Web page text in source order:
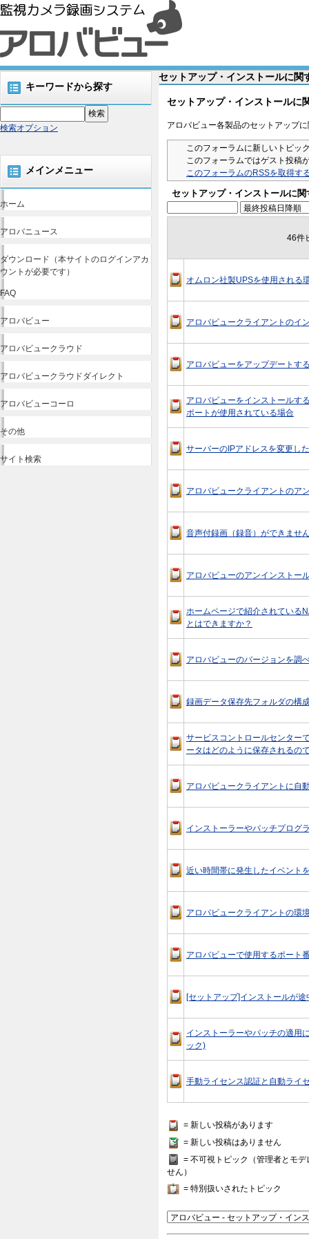
キーワードから探す
検索オプション
メインメニュー
ホーム
アロバニュース
ダウンロード（本サイトのログインアカ
ウントが必要です）
FAQ
アロバビュー
アロバビュークラウド
アロバビュークラウドダイレクト
アロバビューコーロ
その他
サイト検索
セットアップ・インストールに関
セットアップ・インストールに
アロバビュー各製品のセットアップ
このフォーラムに新しいトピッ
このフォーラムではゲスト投稿
このフォーラムのRSSを取得す
セットアップ・インストールに関
46件
オムロン社製UPSを使用される
アロバビュークライアントのイ
アロバビューをアップデートす
アロバビューをインストールす
ポートが使用されている場合
サーバーのIPアドレスを変更し
アロバビュークライアントのア
音声付録画（録音）ができませ
アロバビューのアンインストー
ホームページで紹介されている
とはできますか？
アロバビューのバージョンを調
録画データ保存先フォルダの構
サービスコントロールセンター
ータはどのように保存されるの
アロバビュークライアントに自
インストーラーやパッチプログ
近い時間帯に発生したイベント
アロバビュークライアントの環
アロバビューで使用するポート
[セットアップ]インストールが
インストーラーやパッチの適用
ック)
手動ライセンス認証と自動ライ
= 新しい投稿があります
= 新しい投稿はありません
= 不可視トピック（管理者とモ
せん）
= 特別扱いされたトピック